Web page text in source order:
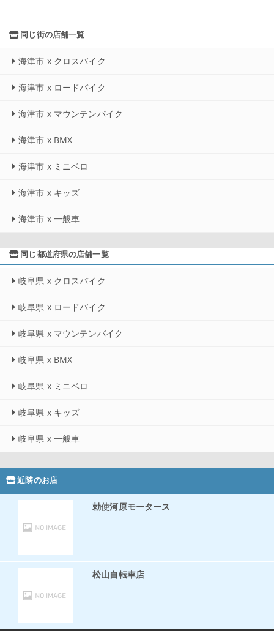
同じ街の店舗一覧
海津市 x クロスバイク
海津市 x ロードバイク
海津市 x マウンテンバイク
海津市 x BMX
海津市 x ミニベロ
海津市 x キッズ
海津市 x 一般車
同じ都道府県の店舗一覧
岐阜県 x クロスバイク
岐阜県 x ロードバイク
岐阜県 x マウンテンバイク
岐阜県 x BMX
岐阜県 x ミニベロ
岐阜県 x キッズ
岐阜県 x 一般車
近隣のお店
勅使河原モータース
松山自転車店